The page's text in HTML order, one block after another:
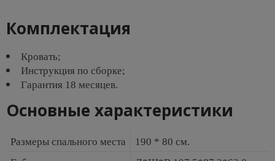
Комплектация
Кровать;
Инструкция по сборке;
Гарантия 18 месяцев.
Основные характеристики
Размеры спального места
190 * 80 см.